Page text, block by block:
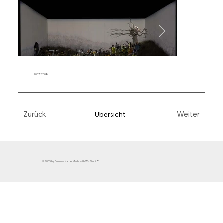
2007/2008
Weiter
Zurück Übersicht
© 2035 by Business Name. Made withWix Studio™